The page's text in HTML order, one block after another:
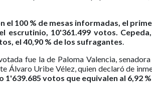
el 100 % de mesas informadas, el
escrutinio, 10'361.499 votos.
el 40,90 % de los sufragantes.
fue la de Paloma Valencia,
Álvaro Uribe Vélez, quien declaró de
1'639.685 votos que equivalen al 6,92